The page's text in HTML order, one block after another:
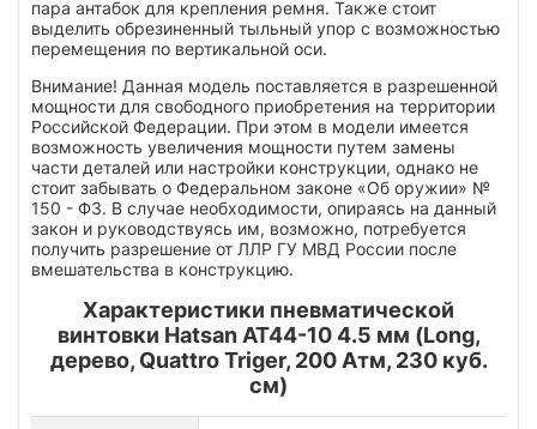
пара антабок для крепления ремня. Также стоит
выделить обрезиненный тыльный упор с возможностью
перемещения по вертикальной оси.
Внимание! Данная модель поставляется в разрешенной
мощности для свободного приобретения на территории
Российской Федерации. При этом в модели имеется
возможность увеличения мощности путем замены
части деталей или настройки конструкции, однако не
стоит забывать о Федеральном законе «Об оружии» №
150 - ФЗ. В случае необходимости, опираясь на данный
закон и руководствуясь им, возможно, потребуется
получить разрешение от ЛЛР ГУ МВД России после
вмешательства в конструкцию.
Характеристики пневматической
винтовки Hatsan AT44-10 4.5 мм (Long,
дерево, Quattro Triger, 200 Атм, 230 куб.
см)